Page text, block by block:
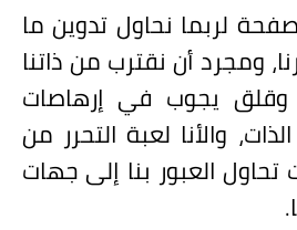
لربما نحاول تدوين ما
ومجرد أن نقترب من ذاتنا
وقلق يجوب في إرهاصات
والأنا لعبة التحرر من
تحاول العبور بنا إلى جهات